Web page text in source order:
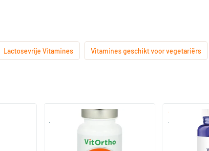
Lactosevrije Vitamines Vitamines geschikt voor vegetariërs
Vitamine A 4000IE
120 Plantaardige capsules
Vegan